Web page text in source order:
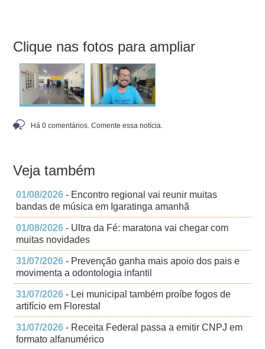
Clique nas fotos para ampliar
Há 0 comentários. Comente essa notícia.
Veja também
01/08/2026 - Encontro regional vai reunir muitas
bandas de música em Igaratinga amanhã
01/08/2026 - Ultra da Fé: maratona vai chegar com
muitas novidades
31/07/2026 - Prevenção ganha mais apoio dos pais e
movimenta a odontologia infantil
31/07/2026 - Lei municipal também proíbe fogos de
artifício em Florestal
31/07/2026 - Receita Federal passa a emitir CNPJ em
formato alfanumérico